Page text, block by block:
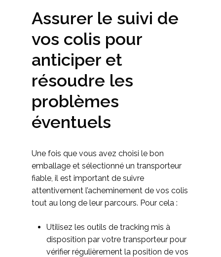
Assurer le suivi de
vos colis pour
anticiper et
résoudre les
problèmes
éventuels
Une fois que vous avez choisi le bon
emballage et sélectionné un transporteur
fiable, il est important de suivre
attentivement l’acheminement de vos colis
tout au long de leur parcours. Pour cela :
Utilisez les outils de tracking mis à
disposition par votre transporteur pour
vérifier régulièrement la position de vos